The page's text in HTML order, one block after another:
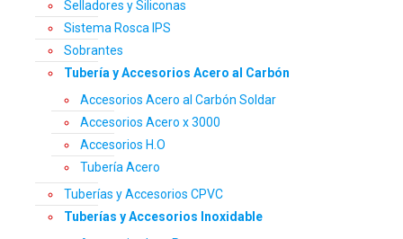
Selladores y Siliconas
Sistema Rosca IPS
Sobrantes
Tubería y Accesorios Acero al Carbón
Accesorios Acero al Carbón Soldar
Accesorios Acero x 3000
Accesorios H.O
Tubería Acero
Tuberías y Accesorios CPVC
Tuberías y Accesorios Inoxidable